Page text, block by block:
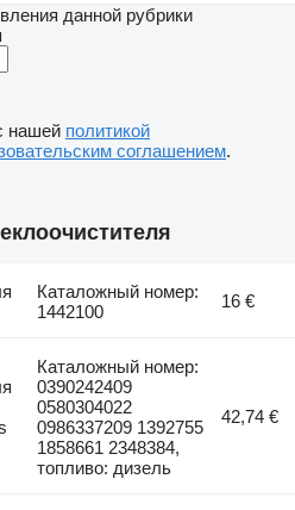
данной рубрики
нашей политикой
соглашением.
Каталожный номер:
1442100
16 €
Каталожный номер:
0390242409
0580304022
0986337209 1392755
1858661 2348384,
топливо: дизель
42,74 €